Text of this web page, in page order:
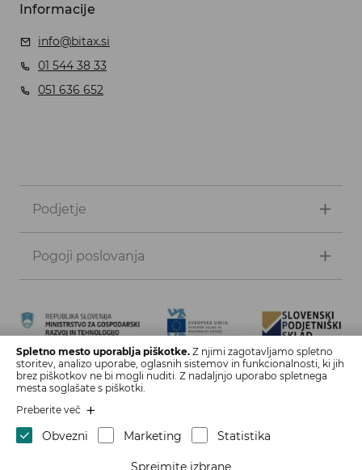
Informacije
info@bitax.si
01 544 38 33
051 636 652
Podjetje
Pogoji poslovanja
Naložbo izdelave spletne strani in spletne trgovine sofinancirata
Republika Slovenija in Evropska unija iz Evropskega sklada za
regionalni razvoj. Sofinanciranje je bilo pridobljeno preko vavčerja
za digitalni marketing.
Spletno mesto uporablja piškotke. Z njimi zagotavljamo spletno
storitev, analizo uporabe, oglasnih sistemov in funkcionalnosti, ki jih
brez piškotkov ne bi mogli nuditi. Z nadaljnjo uporabo spletnega
mesta soglašate s piškotki.
Preberite več
Obvezni Marketing Statistika
Sprejmite izbrane